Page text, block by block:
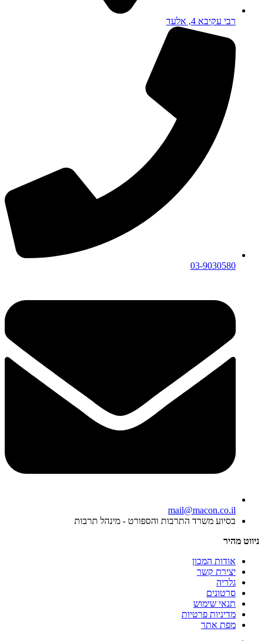
רבי עקיבא 4, אלעד
03-9030580
mail@macon.co.il
בסיוע משרד התרבות והספורט - מינהל תרבות
ניווט מהיר
אודות המכון
יצירת קשר
גלריה
סרטונים
תנאי שימוש
מדיניות פרטיות
מפת אתר